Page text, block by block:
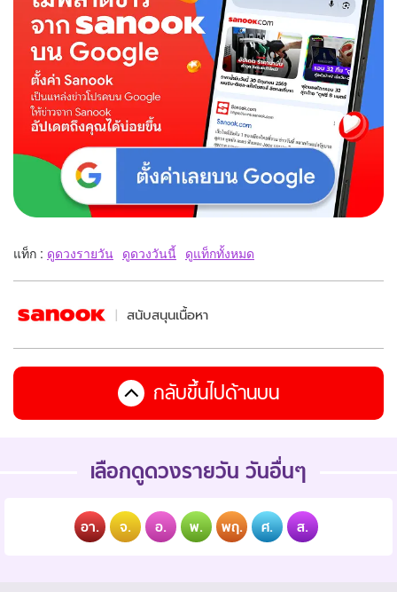
แท็ก : ดูดวงรายวัน ดูดวงวันนี้ ดูแท็กทั้งหมด
สนับสนุนเนื้อหา
กลับขึ้นไปด้านบน
เลือกดูดวงรายวัน วันอื่นๆ
อา. จ. อ. พ. พฤ. ศ. ส.